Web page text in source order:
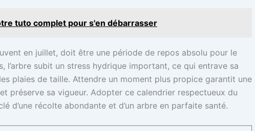
tuto complet pour s'en débarrasser
en juillet, doit être une période de repos absolu pour le
l’arbre subit un stress hydrique important, ce qui entrave sa
plaies de taille. Attendre un moment plus propice garantit une
préserve sa vigueur. Adopter ce calendrier respectueux du
d’une récolte abondante et d’un arbre en parfaite santé.